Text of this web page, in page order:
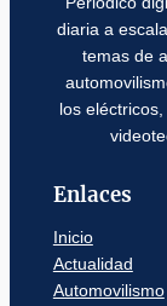
diaria a
temas de
los
Enlaces
Inicio
Actualidad
Automovilismo